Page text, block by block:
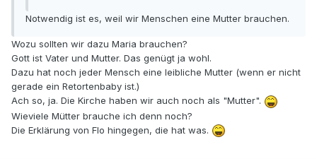
Notwendig ist es, weil wir Menschen eine Mutter brauchen.
Wozu sollten wir dazu Maria brauchen?
Gott ist Vater und Mutter. Das genügt ja wohl.
Dazu hat noch jeder Mensch eine leibliche Mutter (wenn er nicht
gerade ein Retortenbaby ist.)
Ach so, ja. Die Kirche haben wir auch noch als "Mutter".
Wieviele Mütter brauche ich denn noch?
Die Erklärung von Flo hingegen, die hat was.